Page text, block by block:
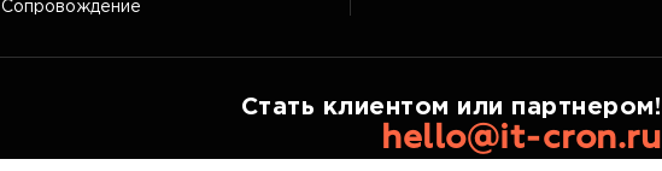
Сопровождение
Стать клиентом или партнером!
hello@it-cron.ru